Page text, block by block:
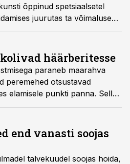
õppinud spetsiaalsetel
juurutas ta võimaluse
kuid kehtestas ka range
häärberitesse
paraneb maarahva
peremehed otsustavad
elamisele punkti panna. Selle
teises pooles uued
eeskujul häärberiteks
saksu matkida püütakse.
end vanasti soojas
talvekuudel soojas hoida,